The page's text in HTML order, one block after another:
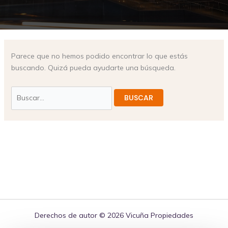
Parece que no hemos podido encontrar lo que estás
buscando. Quizá pueda ayudarte una búsqueda.
Derechos de autor © 2026 Vicuña Propiedades